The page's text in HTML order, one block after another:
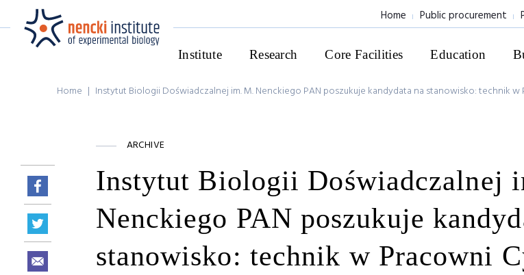
Home Public procurement
Institute Research Core Facilities Education
Home | Instytut Biologii Doświadczalnej im. M. Nenckiego PAN poszukuje kandydata na stanowisko: technik
ARCHIVE
Instytut Biologii Doświadczalnej
Nenckiego PAN poszukuje
stanowisko: technik w Pracowni